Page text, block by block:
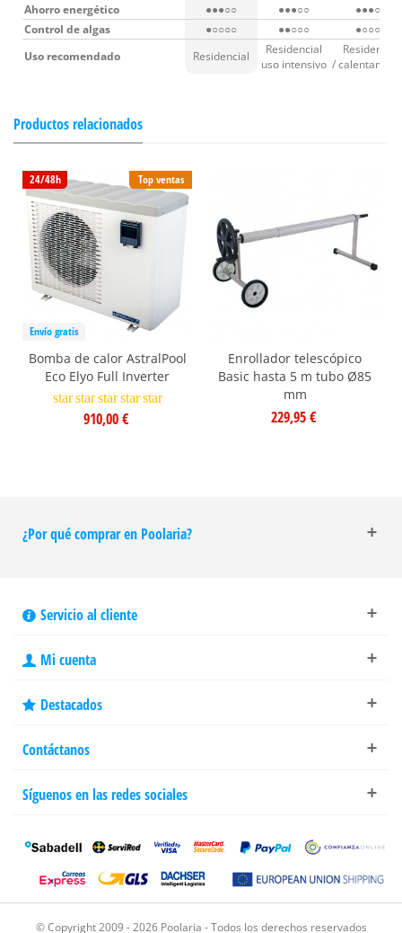
Ahorro energético
●●●○○ ●●●○○
●●●○○
Control de algas
●○○○○ ●●○○○
●○○○○
Uso recomendado
Residencial
Residencial
uso intensivo
Residencial
/
Productos relacionados
Top ventas
24/48h
Envío gratis
Bomba de calor AstralPool
Eco Elyo Full Inverter
star star star star star
910,00 €
Enrollador telescópico
Basic hasta 5 m tubo Ø85
mm
229,95 €
¿Por qué comprar en Poolaria?
Servicio al cliente
Mi cuenta
Destacados
Contáctanos
Síguenos en las redes sociales
© Copyright 2009 - 2026 Poolaria - Todos los derechos reservados